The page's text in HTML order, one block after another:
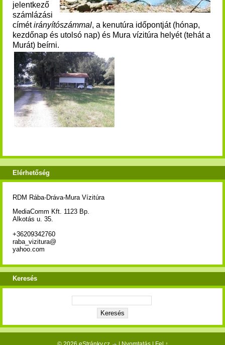
jelentkező
számlázási
címétirányítószámmal, a kenutúra időpontját (hónap,
kezdőnap és utolsó nap) és Mura vízitúra helyét (tehát a
Murát) beírni.
Elérhetőség
RDM Rába-Dráva-Mura Vízitúra
MediaComm Kft. 1123 Bp.
Alkotás u. 35.
+36209342760
raba_vizitura@
yahoo.com
Keresés